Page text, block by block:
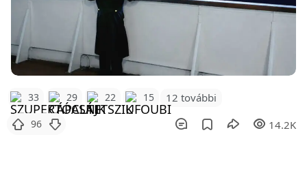
33 29 22 15 12 további
96 14.2K